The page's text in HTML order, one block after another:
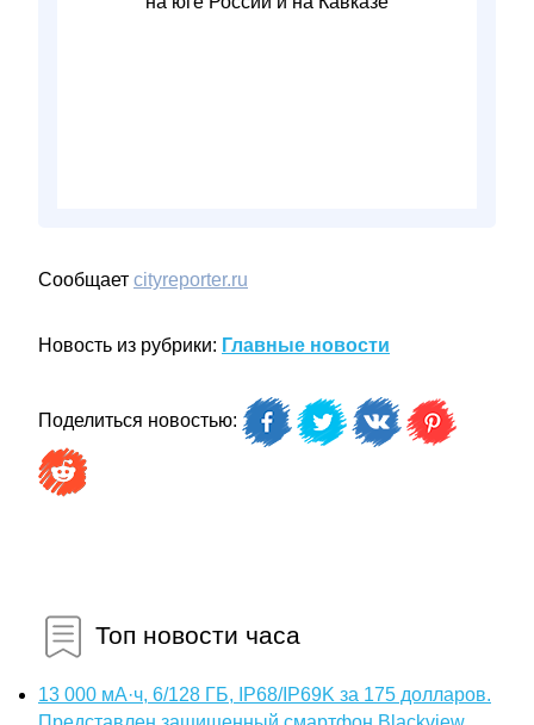
Сообщает cityreporter.ru
Новость из рубрики: Главные новости
Поделиться новостью:
Топ новости часа
13 000 мА·ч, 6/128 ГБ, IP68/IP69K за 175 долларов.